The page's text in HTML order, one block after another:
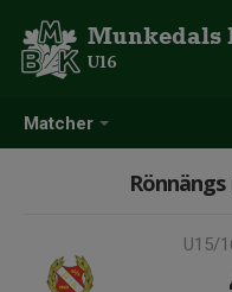
Matcher
Munkedals
U16
U15/